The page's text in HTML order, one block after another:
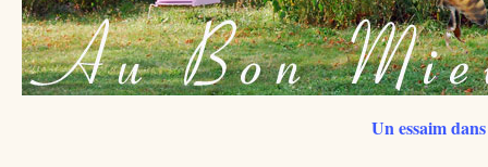
Un essaim